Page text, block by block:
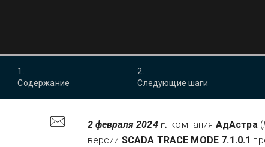
1 .
Содержание
2.
Следующие шаги
2 февраля 2024 г. компания АдАстра(
версии SCADA TRACE MODE 7.1.0.1